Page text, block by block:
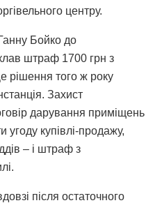
центру.
Бойко до
штраф 1700 грн з
рішення того ж року
Захист
дарування приміщень
угоду купівлі-продажу,
– і штраф з
після остаточного